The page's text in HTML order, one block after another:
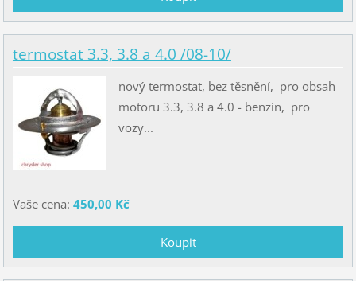
termostat 3.3, 3.8 a 4.0 /08-10/
nový termostat, bez těsnění, pro obsah
motoru 3.3, 3.8 a 4.0 - benzín, pro
vozy...
Vaše cena: 450,00 Kč